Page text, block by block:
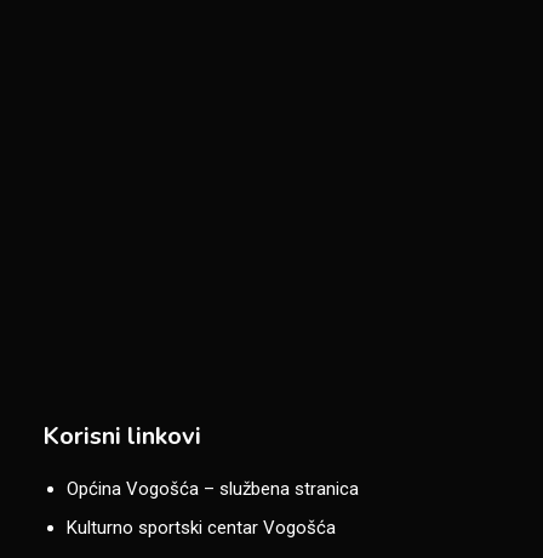
Korisni linkovi
Općina Vogošća – službena stranica
Kulturno sportski centar Vogošća